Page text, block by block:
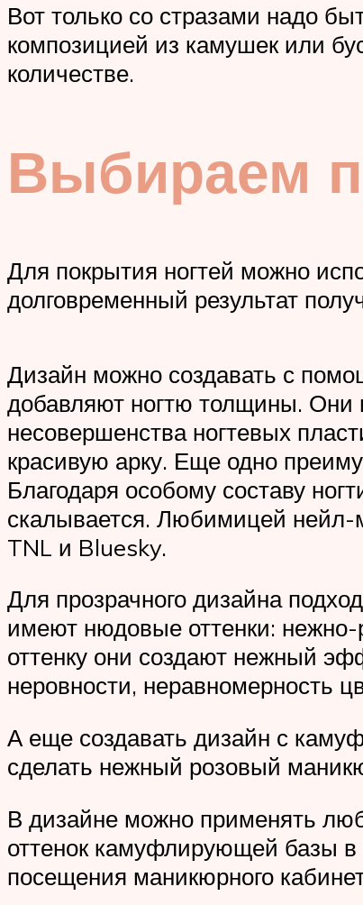
Вот только со стразами надо
композицией из камушек или
количестве.
Выбираем
Для покрытия ногтей можно
долговременный результат
Дизайн можно создавать с
добавляют ногтю толщины. Они
несовершенства ногтевых
красивую арку. Еще одно
Благодаря особому составу
скалывается. Любимицей нейл-
TNL и Bluesky.
Для прозрачного дизайна
имеют нюдовые оттенки:
оттенку они создают нежный
неровности, неравномерность
А еще создавать дизайн с
сделать нежный розовый
В дизайне можно применять
оттенок камуфлирующей базы в
посещения маникюрного